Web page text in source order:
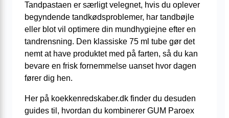
Tandpastaen er særligt velegnet, hvis du oplever
begyndende tandkødsproblemer, har tandbøjle
eller blot vil optimere din mundhygiejne efter en
tandrensning. Den klassiske 75 ml tube gør det
nemt at have produktet med på farten, så du kan
bevare en frisk fornemmelse uanset hvor dagen
fører dig hen.
Her på koekkenredskaber.dk finder du desuden
guides til, hvordan du kombinerer GUM Paroex